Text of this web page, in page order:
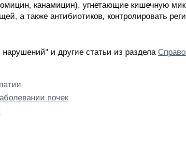
канамицин), угнетающие кишечную
а также антибиотиков, контролировать
нарушений" и другие статьи из раздела
почек